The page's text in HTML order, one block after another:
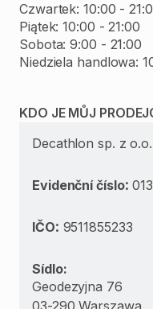
Czwartek: 10:00 -
Piątek: 10:00 - 21:00
Sobota: 9:00 - 21:00
Niedziela handlowa:
KDO JE MŮJ
Decathlon sp. z o.o.
Evidenční číslo:
IČO: 9511855233
Sídlo:
Geodezyjna 76
03-290 Warszawa